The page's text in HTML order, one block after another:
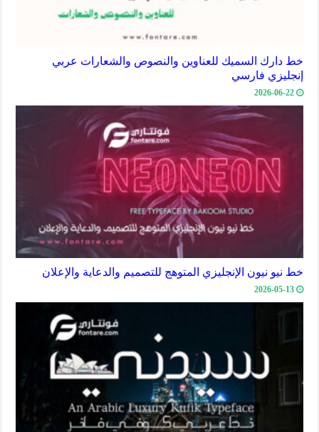
خط دارك السميك للعناوين والنصوص والشعارات عربي
إنجليزي فارسي
2026-06-22
خط نيو نيون الإنجليزي المتوهج للتصميم والدعاية والإعلان
2026-05-13